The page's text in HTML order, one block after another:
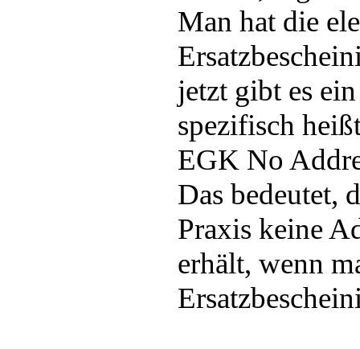
Man hat die
jetzt gibt es
spezifisch
EGK No
Das bedeutet,
Praxis keine
erhält, wenn